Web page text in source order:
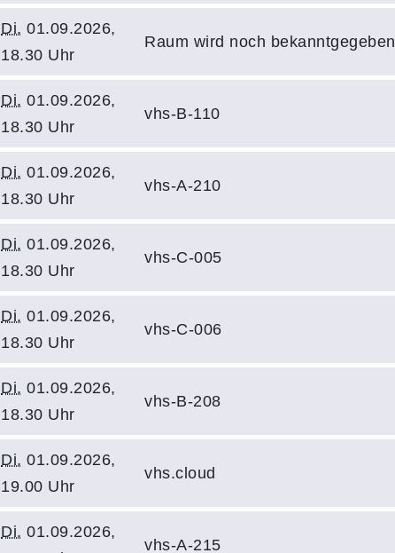
Di. 01.09.2026,
18.30 Uhr
Raum wird noch bekanntgegeben
Di. 01.09.2026,
18.30 Uhr
vhs-B-110
Di. 01.09.2026,
18.30 Uhr
vhs-A-210
Di. 01.09.2026,
18.30 Uhr
vhs-C-005
Di. 01.09.2026,
18.30 Uhr
vhs-C-006
Di. 01.09.2026,
18.30 Uhr
vhs-B-208
Di. 01.09.2026,
19.00 Uhr
vhs.cloud
Di. 01.09.2026,
vhs-A-215